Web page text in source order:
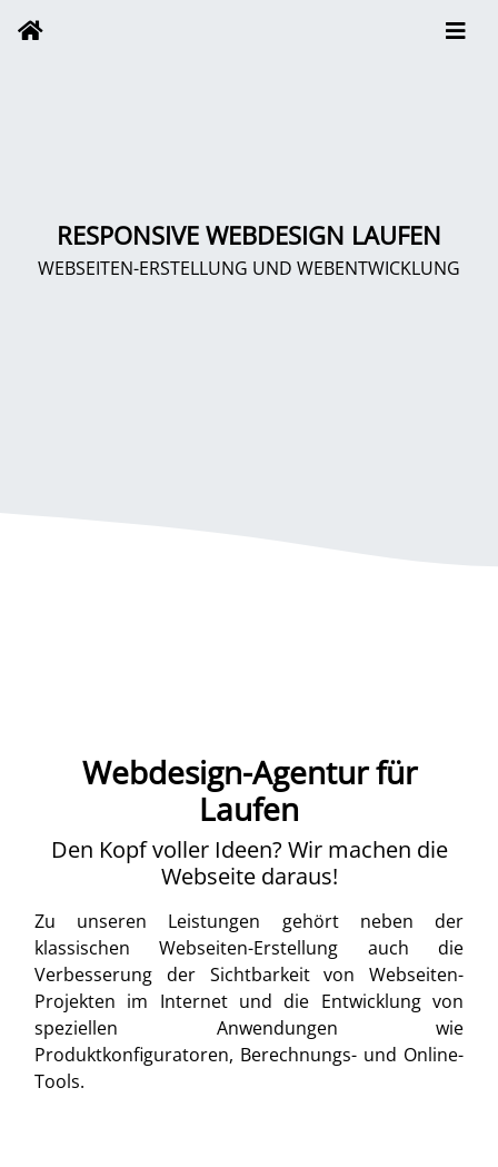
RESPONSIVE WEBDESIGN LAUFEN
WEBSEITEN-ERSTELLUNG UND WEBENTWICKLUNG
Webdesign-Agentur für
Laufen
Den Kopf voller Ideen? Wir machen die
Webseite daraus!
Zu unseren Leistungen gehört neben der
klassischen Webseiten-Erstellung auch die
Verbesserung der Sichtbarkeit von Webseiten-
Projekten im Internet und die Entwicklung von
speziellen Anwendungen wie
Produktkonfiguratoren, Berechnungs- und Online-
Tools.